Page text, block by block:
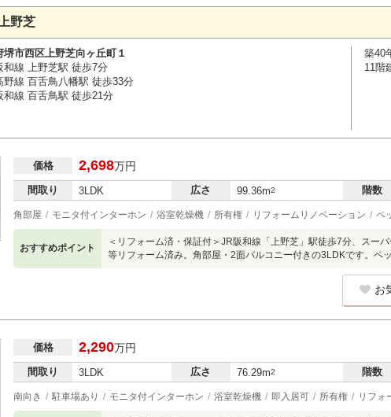
野芝
堺市西区上野芝向ヶ丘町１
和線 上野芝駅 徒歩7分
野線 百舌鳥八幡駅 徒歩33分
和線 百舌鳥駅 徒歩21分
築40
11階
価格 2,698万円
間取り 3LDK 広さ 99.36m2 階数
角部屋 モニタ付インターホン 浴室乾燥機 所有権 リフォームリノベーション ペ
おすすめポイント
＜リフォーム済・保証付＞JR阪和線「上野芝」駅徒歩7分、スー
等リフォーム済み。角部屋・2面バルコニー付きの3LDKです。ペ
お
価格 2,290万円
間取り 3LDK 広さ 76.29m2 階数
南向き 駐車場あり モニタ付インターホン 浴室乾燥機 即入居可 所有権 リフォ